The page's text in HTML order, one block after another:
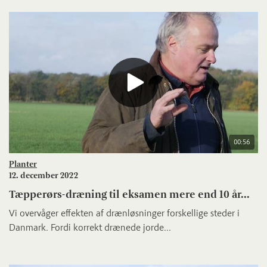
00:56
Planter
12. december 2022
Tæpperørs-dræning til eksamen mere end 10 år...
Vi overvåger effekten af drænløsninger forskellige steder i
Danmark. Fordi korrekt drænede jorde...